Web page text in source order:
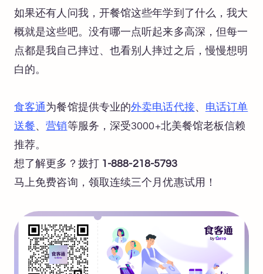
如果还有人问我，开餐馆这些年学到了什么，我大
概就是这些吧。没有哪一点听起来多高深，但每一
点都是我自己摔过、也看别人摔过之后，慢慢想明
白的。
食客通为餐馆提供专业的外卖电话代接、 电话订单
送餐、营销等服务，深受3000+北美餐馆老板信赖
推荐。
想了解更多？拨打 1-888-218-5793
马上免费咨询，领取连续三个月优惠试用！